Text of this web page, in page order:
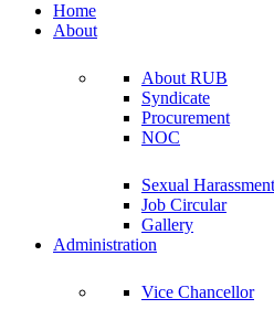
Home
About
About RUB
Syndicate
Procurement
NOC
Sexual
Job Circular
Gallery
Administration
Vice Chancellor